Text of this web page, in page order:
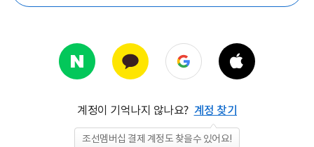
계정이 기억나지 않나요? 계정 찾기
조선멤버십 결제 계정도 찾을수 있어요!